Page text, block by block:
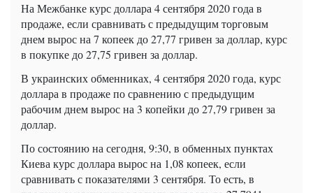
На Межбанке курс доллара 4 сентября 2020 года в
продаже, если сравнивать с предыдущим торговым
днем вырос на 7 копеек до 27,77 гривен за доллар, курс
в покупке до 27,75 гривен за доллар.
В украинских обменниках, 4 сентября 2020 года, курс
доллара в продаже по сравнению с предыдущим
рабочим днем вырос на 3 копейки до 27,79 гривен за
доллар.
По состоянию на сегодня, 9:30, в обменных пунктах
Киева курс доллара вырос на 1,08 копеек, если
сравнивать с показателями 3 сентября. То есть, в